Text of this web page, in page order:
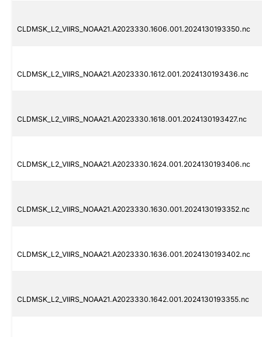
CLDMSK_L2_VIIRS_NOAA21.A2023330.1606.001.2024130193350.nc
CLDMSK_L2_VIIRS_NOAA21.A2023330.1612.001.2024130193436.nc
CLDMSK_L2_VIIRS_NOAA21.A2023330.1618.001.2024130193427.nc
CLDMSK_L2_VIIRS_NOAA21.A2023330.1624.001.2024130193406.nc
CLDMSK_L2_VIIRS_NOAA21.A2023330.1630.001.2024130193352.nc
CLDMSK_L2_VIIRS_NOAA21.A2023330.1636.001.2024130193402.nc
CLDMSK_L2_VIIRS_NOAA21.A2023330.1642.001.2024130193355.nc